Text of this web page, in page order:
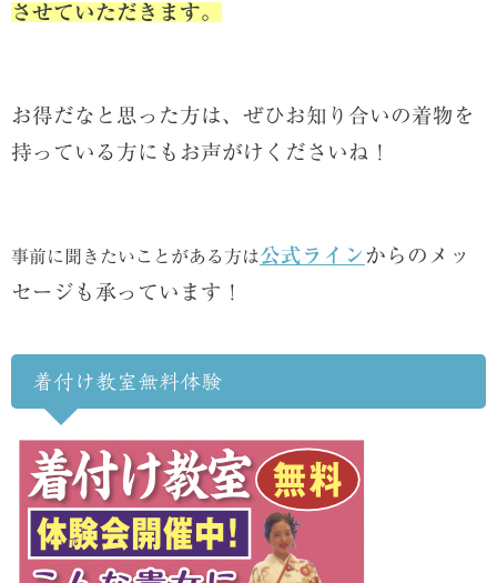
させていただきます。
お得だなと思った方は、ぜひお知り合いの着物を
持っている方にもお声がけくださいね！
事前に聞きたいことがある方は公式ラインからのメッ
セージも承っています！
着付け教室無料体験